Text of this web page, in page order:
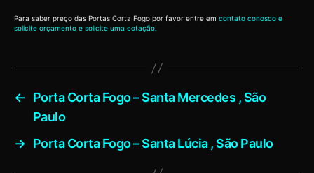
Para saber preço das Portas Corta Fogo por favor entre em contato conosco e
solicite orçamento e solicite uma cotação.
←
Porta Corta Fogo – Santa Mercedes , São
Paulo
→ Porta Corta Fogo – Santa Lúcia , São Paulo